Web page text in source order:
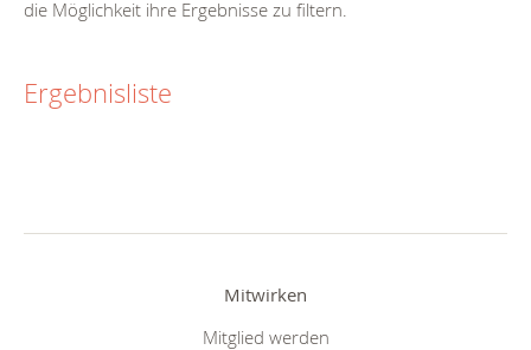
die Möglichkeit ihre Ergebnisse zu filtern.
Ergebnisliste
Mitwirken
Mitglied werden